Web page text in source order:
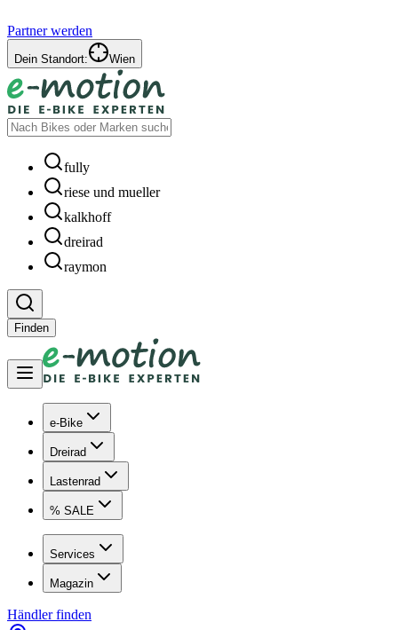
Partner werden
Dein Standort: Wien
fully
riese und mueller
kalkhoff
dreirad
raymon
Finden
e-Bike
Dreirad
Lastenrad
% SALE
Services
Magazin
Händler finden